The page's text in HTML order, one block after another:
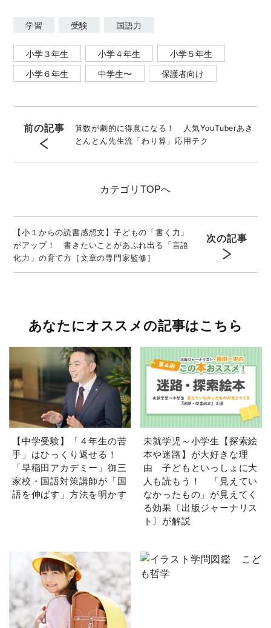
学習 受験 国語力
小学３年生 小学４年生
小学５年生
小学６年生
中学生〜 保護者向け
前の記事
算数が劇的に得意になる！ 人気YouTuberあき
とんとん先生流「わり算」応用テク
カテゴリ TOPへ
【小１からの読書感想文】子どもの「書く力」
がアップ！ 書きたいことがあふれ出る「言語
化力」の育て方［文章の専門家監修］
次の記事
あなたにオススメの記事はこちら
【中学受験】「４年生の苦
手」はひっくり返せる！
「早稲田アカデミー」御三
家校・国語対策講師が「国
語を伸ばす」方法を明かす
未就学児～小学生【探索絵
本や迷路】が大好きな理
由 子どもといっしょに大
人も読もう！ 「見えてい
なかったもの」が見えてく
る効果〔出版ジャーナリス
ト〕が解説